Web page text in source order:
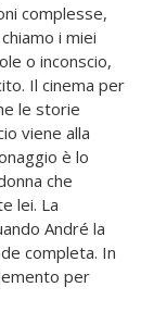
complesse,
i miei
o inconscio,
Il cinema per
le storie
viene alla
è lo
che
lei. La
André la
completa. In
per